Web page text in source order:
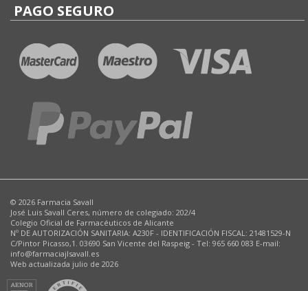
PAGO SEGURO
© 2026 Farmacia Savall
José Luis Savall Ceres, número de colegiado: 202/4
Colegio Oficial de Farmacéuticos de Alicante
Nº DE AUTORIZACIÓN SANITARIA: A230F - IDENTIFICACIÓN FISCAL: 21481529-N
C/Pintor Picasso,1. 03690 San Vicente del Raspeig - Tel: 965 660 083 E-mail:
info@farmaciajlsavall.es
Web actualizada julio de 2026